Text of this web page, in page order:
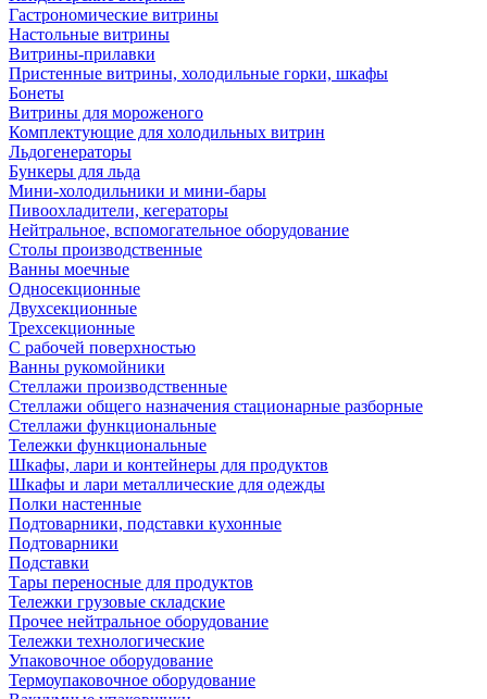
Гастрономические витрины
Настольные витрины
Витрины-прилавки
Пристенные витрины, холодильные горки, шкафы
Бонеты
Витрины для мороженого
Комплектующие для холодильных витрин
Льдогенераторы
Бункеры для льда
Мини-холодильники и мини-бары
Пивоохладители, кегераторы
Нейтральное, вспомогательное оборудование
Столы производственные
Ванны моечные
Односекционные
Двухсекционные
Трехсекционные
С рабочей поверхностью
Ванны рукомойники
Стеллажи производственные
Стеллажи общего назначения стационарные разборные
Стеллажи функциональные
Тележки функциональные
Шкафы, лари и контейнеры для продуктов
Шкафы и лари металлические для одежды
Полки настенные
Подтоварники, подставки кухонные
Подтоварники
Подставки
Тары переносные для продуктов
Тележки грузовые складские
Прочее нейтральное оборудование
Тележки технологические
Упаковочное оборудование
Термоупаковочное оборудование